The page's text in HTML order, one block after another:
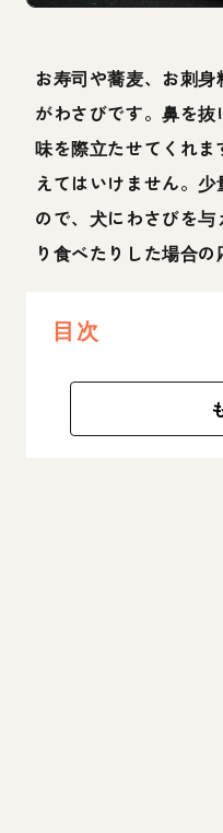
お寿司や蕎麦、お刺
がわさびです。鼻を
味を際立たせてくれ
えてはいけません。
ので、犬にわさびを
り食べたりした場合の
目次